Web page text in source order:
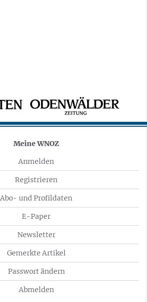
Meine WNOZ
Anmelden
Registrieren
Abo- und Profildaten
E-Paper
Newsletter
Gemerkte Artikel
Passwort ändern
Abmelden